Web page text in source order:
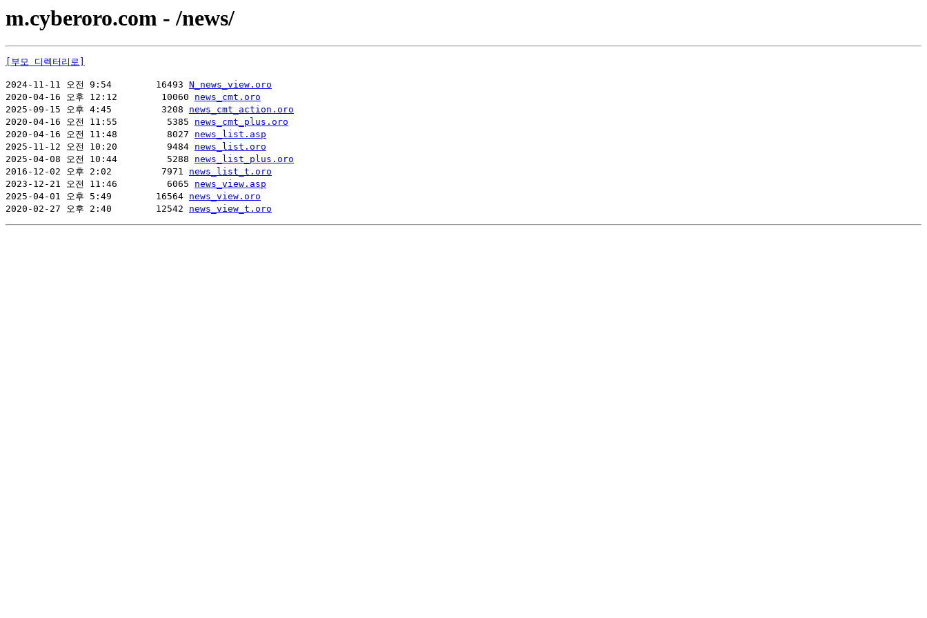
m.cyberoro.com - /news/
[부모 디렉터리로]
2024-11-11 오전 9:54        16493 N_news_view.oro
2020-04-16 오후 12:12        10060 news_cmt.oro
2025-09-15 오후 4:45         3208 news_cmt_action.oro
2020-04-16 오전 11:55         5385 news_cmt_plus.oro
2020-04-16 오전 11:48         8027 news_list.asp
2025-11-12 오전 10:20         9484 news_list.oro
2025-04-08 오전 10:44         5288 news_list_plus.oro
2016-12-02 오후 2:02         7971 news_list_t.oro
2023-12-21 오전 11:46         6065 news_view.asp
2025-04-01 오후 5:49        16564 news_view.oro
2020-02-27 오후 2:40        12542 news_view_t.oro